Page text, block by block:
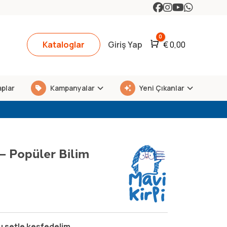
Kataloglar Giriş Yap Araba
0
€0,00
Kampanyalar Yeni Çıkanlar
Popüler Bilim